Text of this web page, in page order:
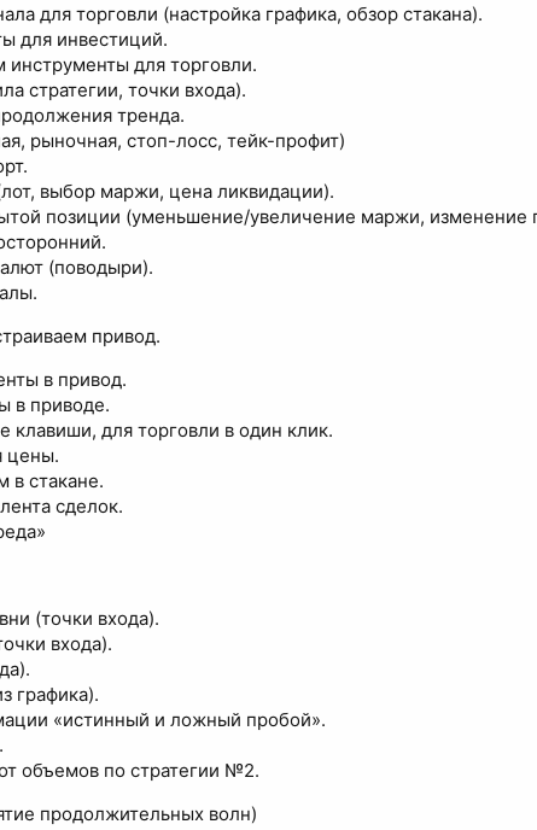
для торговли (настройка графика, обзор стакана).
для инвестиций.
для торговли.
стратегии, точки входа).
тренда.
рыночная, стоп-лосс, тейк-профит)
выбор маржи, цена ликвидации).
позиции (уменьшение/увеличение маржи, изменение
(поводыри).
привод.
в привод.
в приводе.
клавиши, для торговли в один клик.
цены.
в стакане.
сделок.
(точки входа).
входа).
графика).
«истинный и ложный пробой».
объемов по стратегии №2.
продолжительных волн)